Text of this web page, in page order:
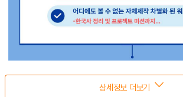
상세정보 더보기